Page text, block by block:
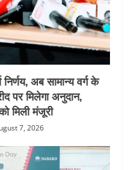
अब सामान्य वर्ग के
पर मिलेगा अनुदान,
मिली मंजूरी
7, 2026